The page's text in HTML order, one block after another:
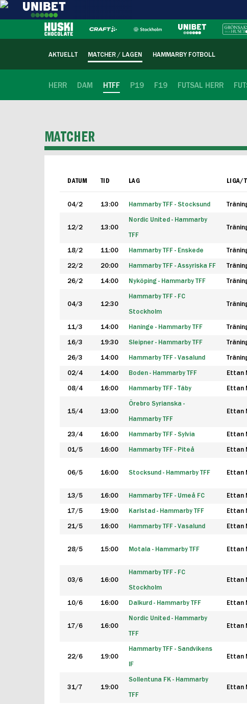
AKTUELLT MATCHER / LAGEN HAMMARBY FOTBOLL
HERR DAM HTFF P19 F19 FUTSAL HERR
MATCHER
DATUM TID LAG LIGA/
04/2 13:00 Hammarby TFF - Stocksund
12/2 13:00
Nordic United - Hammarby
TFF
18/2 11:00 Hammarby TFF - Enskede
22/2 20:00 Hammarby TFF - Assyriska FF
26/2 14:00 Nyköping - Hammarby TFF
04/3 12:30
Hammarby TFF - FC
Stockholm
11/3 14:00 Haninge - Hammarby TFF
16/3 19:30 Sleipner - Hammarby TFF
26/3 14:00 Hammarby TFF - Vasalund
02/4 14:00 Boden - Hammarby TFF Ettan
08/4 16:00 Hammarby TFF - Täby Ettan
15/4 13:00
Örebro Syrianska -
Hammarby TFF
Ettan
23/4 16:00 Hammarby TFF - Sylvia Ettan
01/5 16:00 Hammarby TFF - Piteå Ettan
06/5 16:00 Stocksund - Hammarby TFF Ettan
13/5 16:00 Hammarby TFF - Umeå FC Ettan
17/5 19:00 Karlstad - Hammarby TFF Ettan
21/5 16:00 Hammarby TFF - Vasalund Ettan
28/5 15:00 Motala - Hammarby TFF Ettan
03/6 16:00
Hammarby TFF - FC
Stockholm
Ettan
10/6 16:00 Dalkurd - Hammarby TFF Ettan
17/6 16:00
Nordic United - Hammarby
TFF
Ettan
22/6 19:00
Hammarby TFF - Sandvikens
IF
Ettan
31/7 19:00
Sollentuna FK - Hammarby
TFF
Ettan